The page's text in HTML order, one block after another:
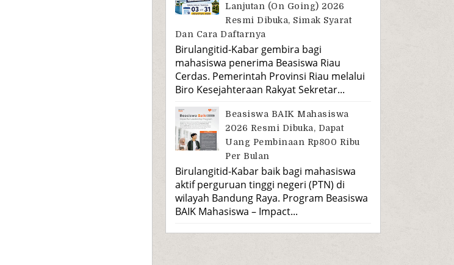
Lanjutan (On Going) 2026
Resmi Dibuka, Simak Syarat
Dan Cara Daftarnya
Birulangitid-Kabar gembira bagi
mahasiswa penerima Beasiswa Riau
Cerdas. Pemerintah Provinsi Riau melalui
Biro Kesejahteraan Rakyat Sekretar...
Beasiswa BAIK Mahasiswa
2026 Resmi Dibuka, Dapat
Uang Pembinaan Rp800 Ribu
Per Bulan
Birulangitid-Kabar baik bagi mahasiswa
aktif perguruan tinggi negeri (PTN) di
wilayah Bandung Raya. Program Beasiswa
BAIK Mahasiswa – Impact...